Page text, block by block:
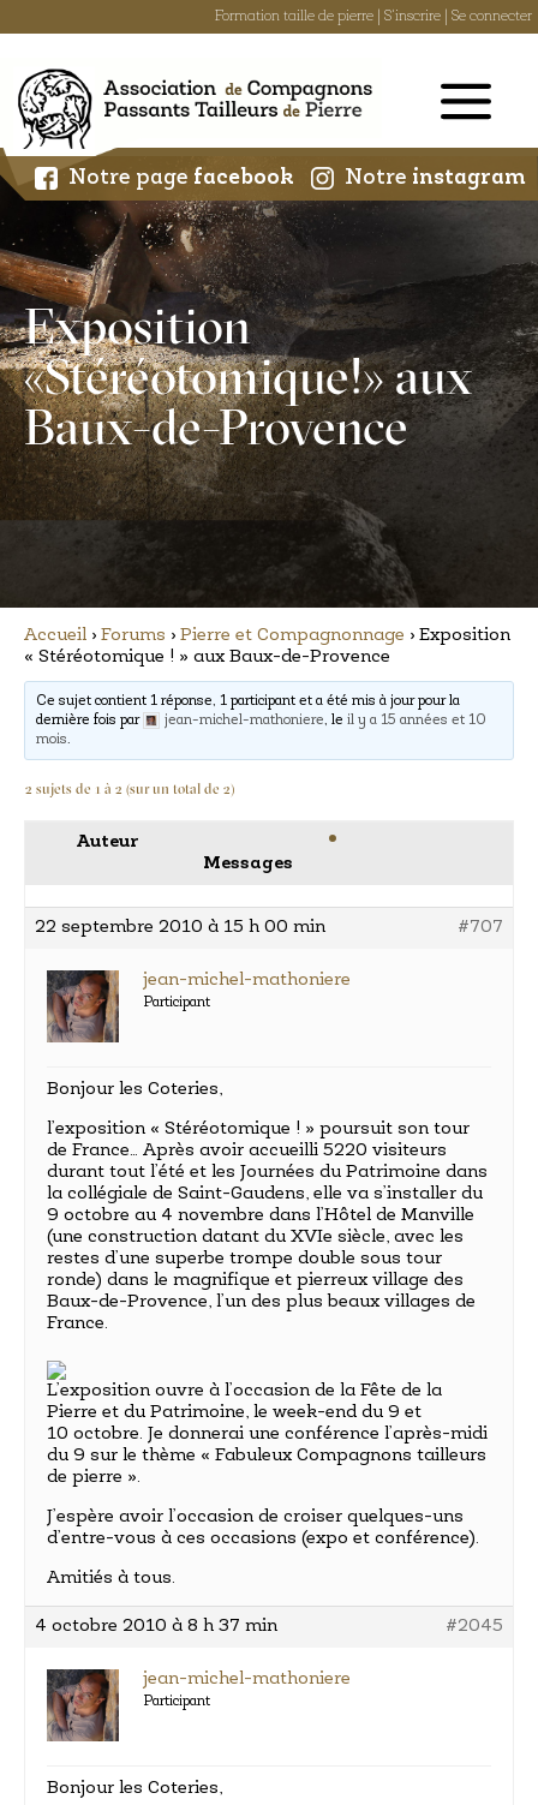
Formation taille de pierre S'inscrire Se connecter
content
Notre page facebook Notre instagram
Exposition
« Stéréotomique ! » aux
Baux-de-Provence
Accueil › Forums › Pierre et Compagnonnage › Exposition
« Stéréotomique ! » aux Baux-de-Provence
Ce sujet contient 1 réponse, 1 participant et a été mis à jour pour la
dernière fois par
jean-michel-mathoniere, leil y a 15 années et 10
mois.
2 sujets de 1 à 2 (sur un total de 2)
Auteur
Messages
22 septembre 2010 à 15 h 00 min #707
jean-michel-mathoniere
Participant
Bonjour les Coteries,
l’exposition « Stéréotomique ! » poursuit son tour
de France… Après avoir accueilli 5220 visiteurs
durant tout l’été et les Journées du Patrimoine dans
la collégiale de Saint-Gaudens, elle va s’installer du
9 octobre au 4 novembre dans l’Hôtel de Manville
(une construction datant du XVIe siècle, avec les
restes d’une superbe trompe double sous tour
ronde) dans le magnifique et pierreux village des
Baux-de-Provence, l’un des plus beaux villages de
France.
L’exposition ouvre à l’occasion de la Fête de la
Pierre et du Patrimoine, le week-end du 9 et
10 octobre. Je donnerai une conférence l’après-midi
du 9 sur le thème « Fabuleux Compagnons tailleurs
de pierre ».
J’espère avoir l’occasion de croiser quelques-uns
d’entre-vous à ces occasions (expo et conférence).
Amitiés à tous.
4 octobre 2010 à 8 h 37 min #2045
jean-michel-mathoniere
Participant
Bonjour les Coteries,